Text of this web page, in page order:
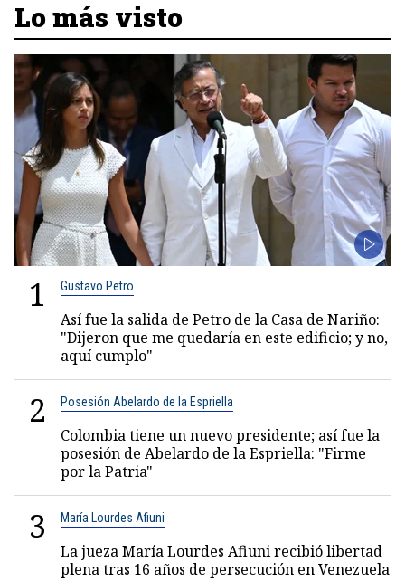
Lo más visto
1 Gustavo Petro
Así fue la salida de Petro de la Casa de Nariño:
"Dijeron que me quedaría en este edificio; y no,
aquí cumplo"
2 Posesión Abelardo de la Espriella
Colombia tiene un nuevo presidente; así fue la
posesión de Abelardo de la Espriella: "Firme
por la Patria"
3 María Lourdes Afiuni
La jueza María Lourdes Afiuni recibió libertad
plena tras 16 años de persecución en Venezuela